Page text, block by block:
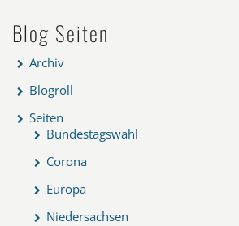
Blog Seiten
Archiv
Blogroll
Seiten
Bundestagswahl
Corona
Europa
Niedersachsen